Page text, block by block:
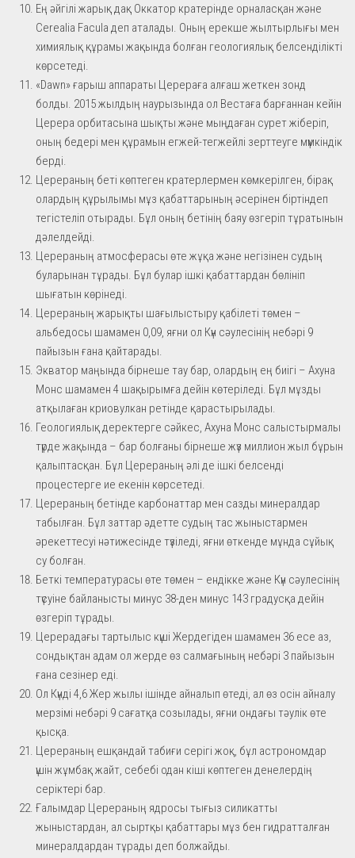
Ең әйгілі жарық дақ Оккатор кратерінде орналасқан және
Cerealia Facula деп аталады. Оның ерекше жылтырлығы мен
химиялық құрамы жақында болған геологиялық белсенділікті
көрсетеді.
«Dawn» ғарыш аппараты Церераға алғаш жеткен зонд
болды. 2015 жылдың наурызында ол Вестаға барғаннан кейін
Церера орбитасына шықты және мыңдаған сурет жіберіп,
оның бедері мен құрамын егжей-тегжейлі зерттеуге мүмкіндік
берді.
Церераның беті көптеген кратерлермен көмкерілген, бірақ
олардың құрылымы мұз қабаттарының әсерінен біртіндеп
тегістеліп отырады. Бұл оның бетінің баяу өзгеріп тұратынын
дәлелдейді.
Церераның атмосферасы өте жұқа және негізінен судың
буларынан тұрады. Бұл булар ішкі қабаттардан бөлініп
шығатын көрінеді.
Церераның жарықты шағылыстыру қабілеті төмен –
альбедосы шамамен 0,09, яғни ол Күн сәулесінің небәрі 9
пайызын ғана қайтарады.
Экватор маңында бірнеше тау бар, олардың ең биігі – Ахуна
Монс шамамен 4 шақырымға дейін көтеріледі. Бұл мұзды
атқылаған криовулкан ретінде қарастырылады.
Геологиялық деректерге сәйкес, Ахуна Монс салыстырмалы
түрде жақында – бар болғаны бірнеше жүз миллион жыл бұрын
қалыптасқан. Бұл Церераның әлі де ішкі белсенді
процестерге ие екенін көрсетеді.
Церераның бетінде карбонаттар мен сазды минералдар
табылған. Бұл заттар әдетте судың тас жыныстармен
әрекеттесуі нәтижесінде түзіледі, яғни өткенде мұнда сұйық
су болған.
Беткі температурасы өте төмен – ендікке және Күн сәулесінің
түсуіне байланысты минус 38-ден минус 143 градусқа дейін
өзгеріп тұрады.
Церерадағы тартылыс күші Жердегіден шамамен 36 есе аз,
сондықтан адам ол жерде өз салмағының небәрі 3 пайызын
ғана сезінер еді.
Ол Күнді 4,6 Жер жылы ішінде айналып өтеді, ал өз осін айналу
мерзімі небәрі 9 сағатқа созылады, яғни ондағы тәулік өте
қысқа.
Церераның ешқандай табиғи серігі жоқ, бұл астрономдар
үшін жұмбақ жайт, себебі одан кіші көптеген денелердің
серіктері бар.
Ғалымдар Церераның ядросы тығыз силикатты
жыныстардан, ал сыртқы қабаттары мұз бен гидратталған
минералдардан тұрады деп болжайды.